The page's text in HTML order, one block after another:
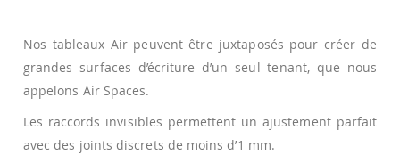
Nos tableaux Air peuvent être juxtaposés pour créer de
grandes surfaces d’écriture d’un seul tenant, que nous
appelons Air Spaces.
Les raccords invisibles permettent un ajustement parfait
avec des joints discrets de moins d’1 mm.